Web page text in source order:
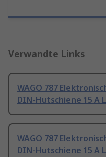
Verwandte Links
WAGO 787
DIN-Hutschiene 15 A
WAGO 787
DIN-Hutschiene 15 A